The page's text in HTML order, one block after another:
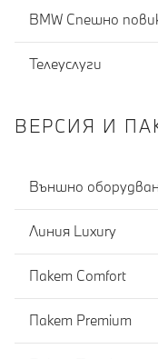
BMW Спешно
Телеуслуги
ВЕРСИЯ И
Външно
Линия Luxury
Пакет Comfort
Пакет Premium